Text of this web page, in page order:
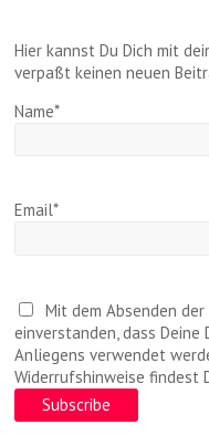
Hier kannst Du Dich mit
verpaßt keinen neuen
Name*
Email*
Mit dem Absenden
einverstanden, dass Deine
Anliegens verwendet
Widerrufshinweise findest